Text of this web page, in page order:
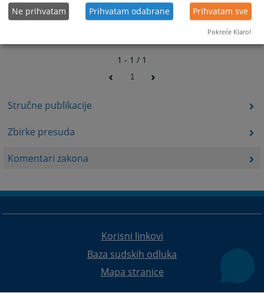
Stručne publikacije
Zbirke presuda
Komentari zakona
1 - 1 / 1
1
Korisni linkovi
Baza sudskih odluka
Mapa stranice
Ne prihvatam Prihvatam odabrane Prihvatam sve
Pokreće Klaro!